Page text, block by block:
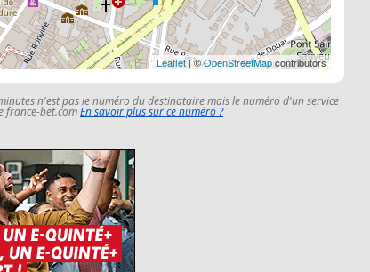
Leaflet| ©OpenStreetMapcontributors
n'est pas le numéro du destinataire mais le numéro d'un service
france-bet.comEn savoir plus sur ce numéro ?